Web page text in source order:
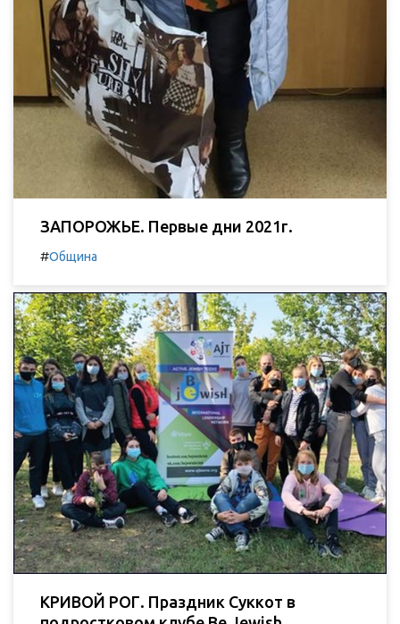
ЗАПОРОЖЬЕ. Первые дни 2021г.
#Община
КРИВОЙ РОГ. Праздник Суккот в